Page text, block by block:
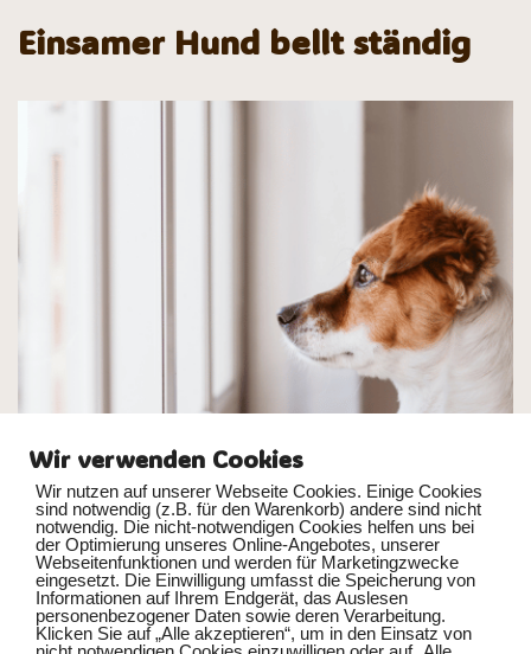
Einsamer Hund bellt ständig
Dein Hund bellt, wenn er alleine ist und treibt damit dich und
Wir verwenden Cookies
Wir nutzen auf unserer Webseite Cookies. Einige Cookies
sind notwendig (z.B. für den Warenkorb) andere sind nicht
notwendig. Die nicht-notwendigen Cookies helfen uns bei
der Optimierung unseres Online-Angebotes, unserer
Webseitenfunktionen und werden für Marketingzwecke
eingesetzt. Die Einwilligung umfasst die Speicherung von
Informationen auf Ihrem Endgerät, das Auslesen
personenbezogener Daten sowie deren Verarbeitung.
Klicken Sie auf „Alle akzeptieren“, um in den Einsatz von